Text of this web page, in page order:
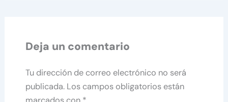
Deja un comentario
Tu dirección de correo electrónico no será
publicada. Los campos obligatorios están